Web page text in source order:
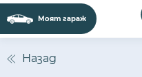
Моят гараж
Назад